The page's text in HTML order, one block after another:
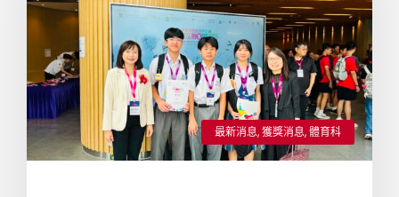
最新消息,獲獎消息,體育科